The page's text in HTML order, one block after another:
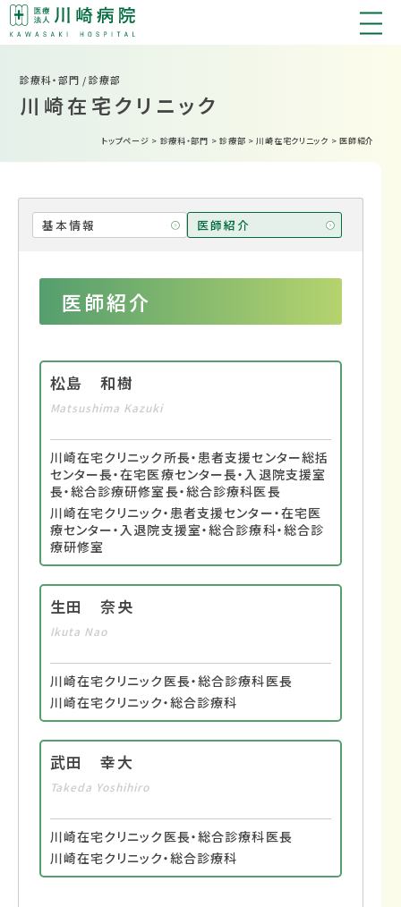
診療科・部門 / 診療部
川崎在宅クリニック
トップページ > 診療科・部門 >診療部 >川崎在宅クリニック >医師紹介
基本情報 医師紹介
医師紹介
松島 和樹
Matsushima Kazuki
川崎在宅クリニック所長・患者支援センター総括
センター長・在宅医療センター長・入退院支援室
長・総合診療研修室長・総合診療科医長
川崎在宅クリニック・患者支援センター・在宅医
療センター・入退院支援室・総合診療科・総合診
療研修室
生田 奈央
Ikuta Nao
川崎在宅クリニック医長・総合診療科医長
川崎在宅クリニック・総合診療科
武田 幸大
Takeda Yoshihiro
川崎在宅クリニック医長・総合診療科医長
川崎在宅クリニック・総合診療科